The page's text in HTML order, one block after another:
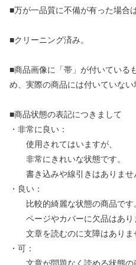
■万が一品質に不備が有った場合
■クリーニング済み。
■商品画像に「帯」が付いている
め、実際の商品には付いていない
■商品状態の表記につきまして
・非常に良い：
使用されてはいますが、
非常にきれいな状態です。
書き込みや線引きはありませ
・良い：
比較的綺麗な状態の商品です
ページやカバーに欠品はあり
文章を読むのに支障はありま
・可：